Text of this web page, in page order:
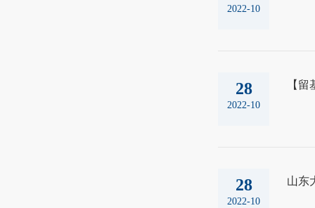
2022-10
28
2022-10
【
28
2022-10
山东